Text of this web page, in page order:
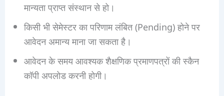
मान्यता प्राप्त संस्थान से हो।
किसी भी सेमेस्टर का परिणाम लंबित (Pending) होने पर
आवेदन अमान्य माना जा सकता है।
आवेदन के समय आवश्यक शैक्षणिक प्रमाणपत्रों की स्कैन
कॉपी अपलोड करनी होगी।